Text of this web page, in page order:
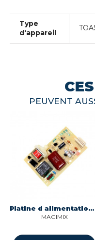
Type
d'appareil
PEUVENT
Platine d alimentation pour pieces preparation des boissons petit electromenager Magimix 505404
MAGIMIX